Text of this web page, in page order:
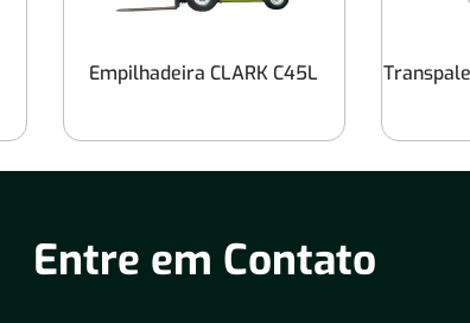
Empilhadeira CLARK C45L
Entre em Contato